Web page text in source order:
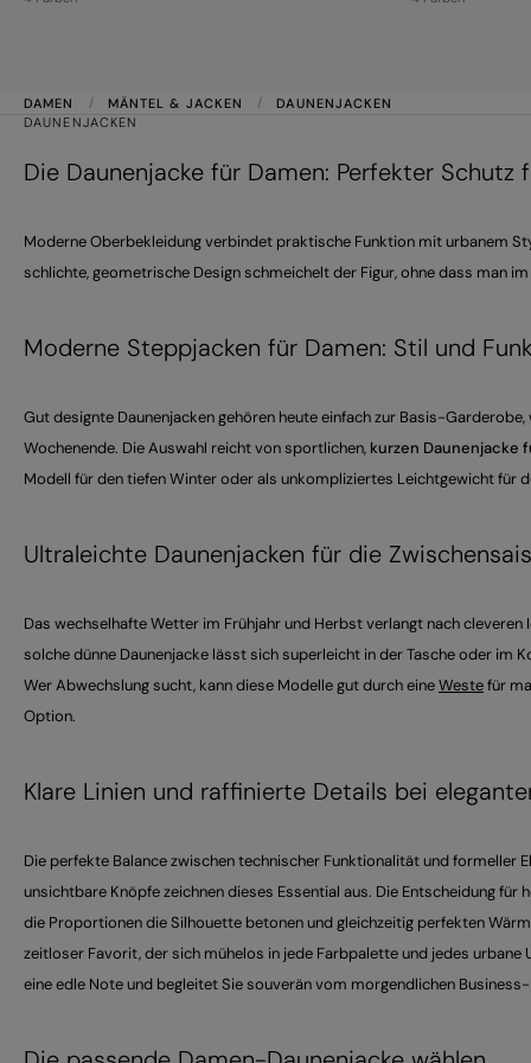
DAMEN MÄNTEL & JACKEN
DAUNENJACKEN
DAUNENJACKEN
Die Daunenjacke für Damen: Perfekter Schutz
Moderne Oberbekleidung verbindet praktische Funktion mit urbanem
schlichte, geometrische Design schmeichelt der Figur, ohne dass man
Moderne Steppjacken für Damen: Stil und
Gut designte Daunenjacken gehören heute einfach zur Basis-
Wochenende. Die Auswahl reicht von sportlichen, kurzen Daunenjacke
Modell für den tiefen Winter oder als unkompliziertes Leichtgewicht
Ultraleichte Daunenjacken für die
Das wechselhafte Wetter im Frühjahr und Herbst verlangt nach cleveren
solche dünne Daunenjacke lässt sich superleicht in der Tasche oder im
Wer Abwechslung sucht, kann diese Modelle gut durch eineWestefür
Option.
Klare Linien und raffinierte Details bei
Die perfekte Balance zwischen technischer Funktionalität und formeller
unsichtbare Knöpfe zeichnen dieses Essential aus. Die Entscheidung
die Proportionen die Silhouette betonen und gleichzeitig perfekten
zeitloser Favorit, der sich mühelos in jede Farbpalette und jedes
eine edle Note und begleitet Sie souverän vom morgendlichen